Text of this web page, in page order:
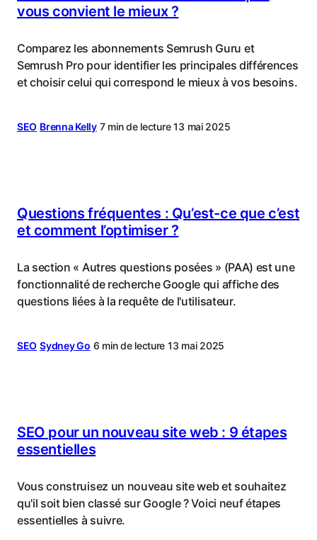
vous convient le mieux ?
Comparez les abonnements Semrush Guru et
Semrush Pro pour identifier les principales différences
et choisir celui qui correspond le mieux à vos besoins.
SEO Brenna Kelly 7 min de lecture 13 mai 2025
Questions fréquentes : Qu’est-ce que c’est
et comment l’optimiser ?
La section « Autres questions posées » (PAA) est une
fonctionnalité de recherche Google qui affiche des
questions liées à la requête de l'utilisateur.
SEO Sydney Go 6 min de lecture 13 mai 2025
SEO pour un nouveau site web : 9 étapes
essentielles
Vous construisez un nouveau site web et souhaitez
qu'il soit bien classé sur Google ? Voici neuf étapes
essentielles à suivre.